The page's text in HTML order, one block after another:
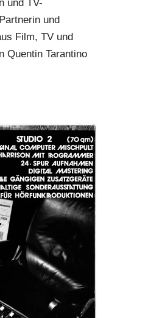
und TV-
und
Film, TV und
Quentin Tarantino